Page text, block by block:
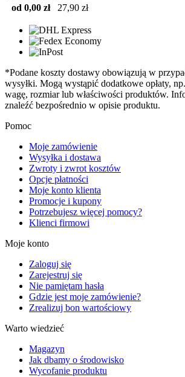
od 0,00 zł
27,90 zł
*Podane koszty dostawy obowiązują w
wysyłki. Mogą wystąpić dodatkowe opłaty,
wagę, rozmiar lub właściwości produktów.
znaleźć bezpośrednio w opisie produktu.
Pomoc
Moje zamówienie
Wysyłka i dostawa
Zwroty i zwrot kosztów
Opcje płatności
Moje konto klienta
Promocje i kupony
Potrzebujesz więcej pomocy?
Klienci firmowi
Moje konto
Zaloguj się
Zarejestruj się
Nie pamiętam hasła
Gdzie jest moje zamówienie?
Zrealizuj bon wartościowy
Warto wiedzieć
Magazyn
Jak dbamy o środowisko
Wycofanie produktu